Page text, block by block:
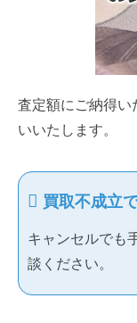
査定額にご納得い
いいたします。
買取不成立
キャンセルでも
談ください。